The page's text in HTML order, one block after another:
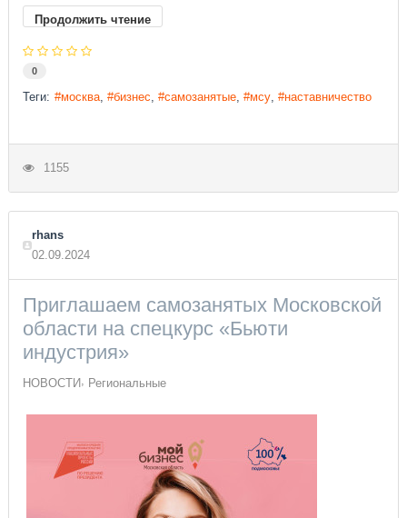
Продолжить чтение
0
Теги: москва бизнес самозанятые мсу наставничество
1155
rhans
02.09.2024
Приглашаем самозанятых Московской
области на спецкурс «Бьюти
индустрия»
НОВОСТИ Региональные